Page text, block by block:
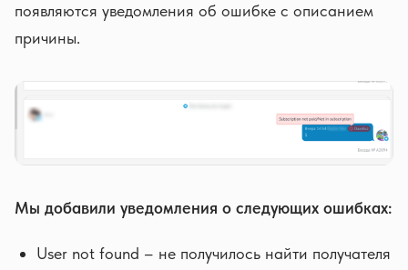
появляются уведомления об ошибке с описанием
причины.
Мы добавили уведомления о следующих ошибках:
User not found – не получилось найти получателя